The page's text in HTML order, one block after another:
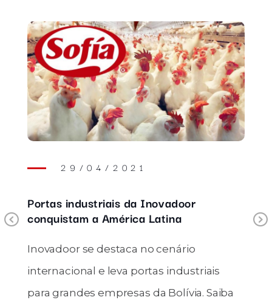
Previous
29/04/2021
Portas industriais da Inovadoor
conquistam a América Latina
Inovadoor se destaca no cenário
internacional e leva portas industriais
para grandes empresas da Bolívia. Saiba